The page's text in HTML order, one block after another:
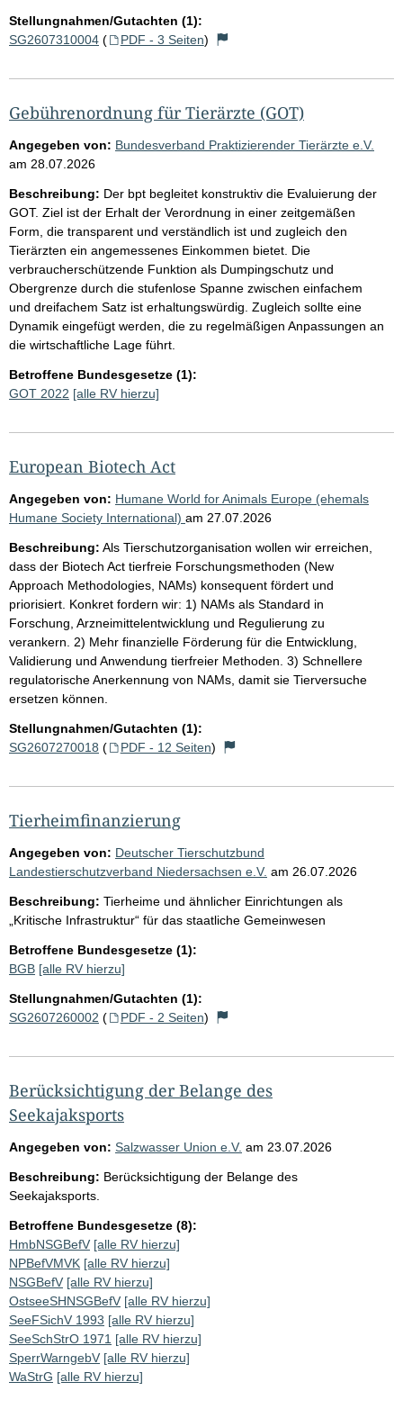
Stellungnahmen/Gutachten (1):
SG2607310004 ( PDF - 3 Seiten)
Gebührenordnung für Tierärzte (GOT)
Angegeben von: Bundesverband Praktizierender Tierärzte e.V.
am 28.07.2026
Beschreibung: Der bpt begleitet konstruktiv die Evaluierung der
GOT. Ziel ist der Erhalt der Verordnung in einer zeitgemäßen
Form, die transparent und verständlich ist und zugleich den
Tierärzten ein angemessenes Einkommen bietet. Die
verbraucherschützende Funktion als Dumpingschutz und
Obergrenze durch die stufenlose Spanne zwischen einfachem
und dreifachem Satz ist erhaltungswürdig. Zugleich sollte eine
Dynamik eingefügt werden, die zu regelmäßigen Anpassungen an
die wirtschaftliche Lage führt.
Betroffene Bundesgesetze (1):
GOT 2022 [alle RV hierzu]
European Biotech Act
Angegeben von: Humane World for Animals Europe (ehemals
Humane Society International) am 27.07.2026
Beschreibung: Als Tierschutzorganisation wollen wir erreichen,
dass der Biotech Act tierfreie Forschungsmethoden (New
Approach Methodologies, NAMs) konsequent fördert und
priorisiert. Konkret fordern wir: 1) NAMs als Standard in
Forschung, Arzneimittelentwicklung und Regulierung zu
verankern. 2) Mehr finanzielle Förderung für die Entwicklung,
Validierung und Anwendung tierfreier Methoden. 3) Schnellere
regulatorische Anerkennung von NAMs, damit sie Tierversuche
ersetzen können.
Stellungnahmen/Gutachten (1):
SG2607270018 ( PDF - 12 Seiten)
Tierheimfinanzierung
Angegeben von: Deutscher Tierschutzbund
Landestierschutzverband Niedersachsen e.V. am 26.07.2026
Beschreibung: Tierheime und ähnlicher Einrichtungen als
„Kritische Infrastruktur“ für das staatliche Gemeinwesen
Betroffene Bundesgesetze (1):
BGB [alle RV hierzu]
Stellungnahmen/Gutachten (1):
SG2607260002 ( PDF - 2 Seiten)
Berücksichtigung der Belange des
Seekajaksports
Angegeben von: Salzwasser Union e.V. am 23.07.2026
Beschreibung: Berücksichtigung der Belange des
Seekajaksports.
Betroffene Bundesgesetze (8):
HmbNSGBefV [alle RV hierzu]
NPBefVMVK [alle RV hierzu]
NSGBefV [alle RV hierzu]
OstseeSHNSGBefV [alle RV hierzu]
SeeFSichV 1993 [alle RV hierzu]
SeeSchStrO 1971 [alle RV hierzu]
SperrWarngebV [alle RV hierzu]
WaStrG [alle RV hierzu]